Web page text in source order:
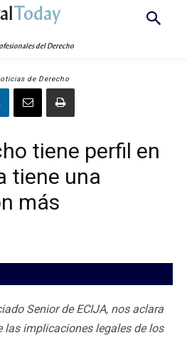
Today
del Derecho
de Derecho
tiene perfil en
tiene una
más
Senior de ECIJA, nos aclara
las implicaciones legales de los